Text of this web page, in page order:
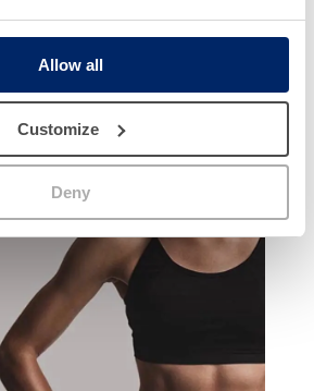
Allow all
Customize
Deny
una solución 360º, ya que no
sino también la parte de...